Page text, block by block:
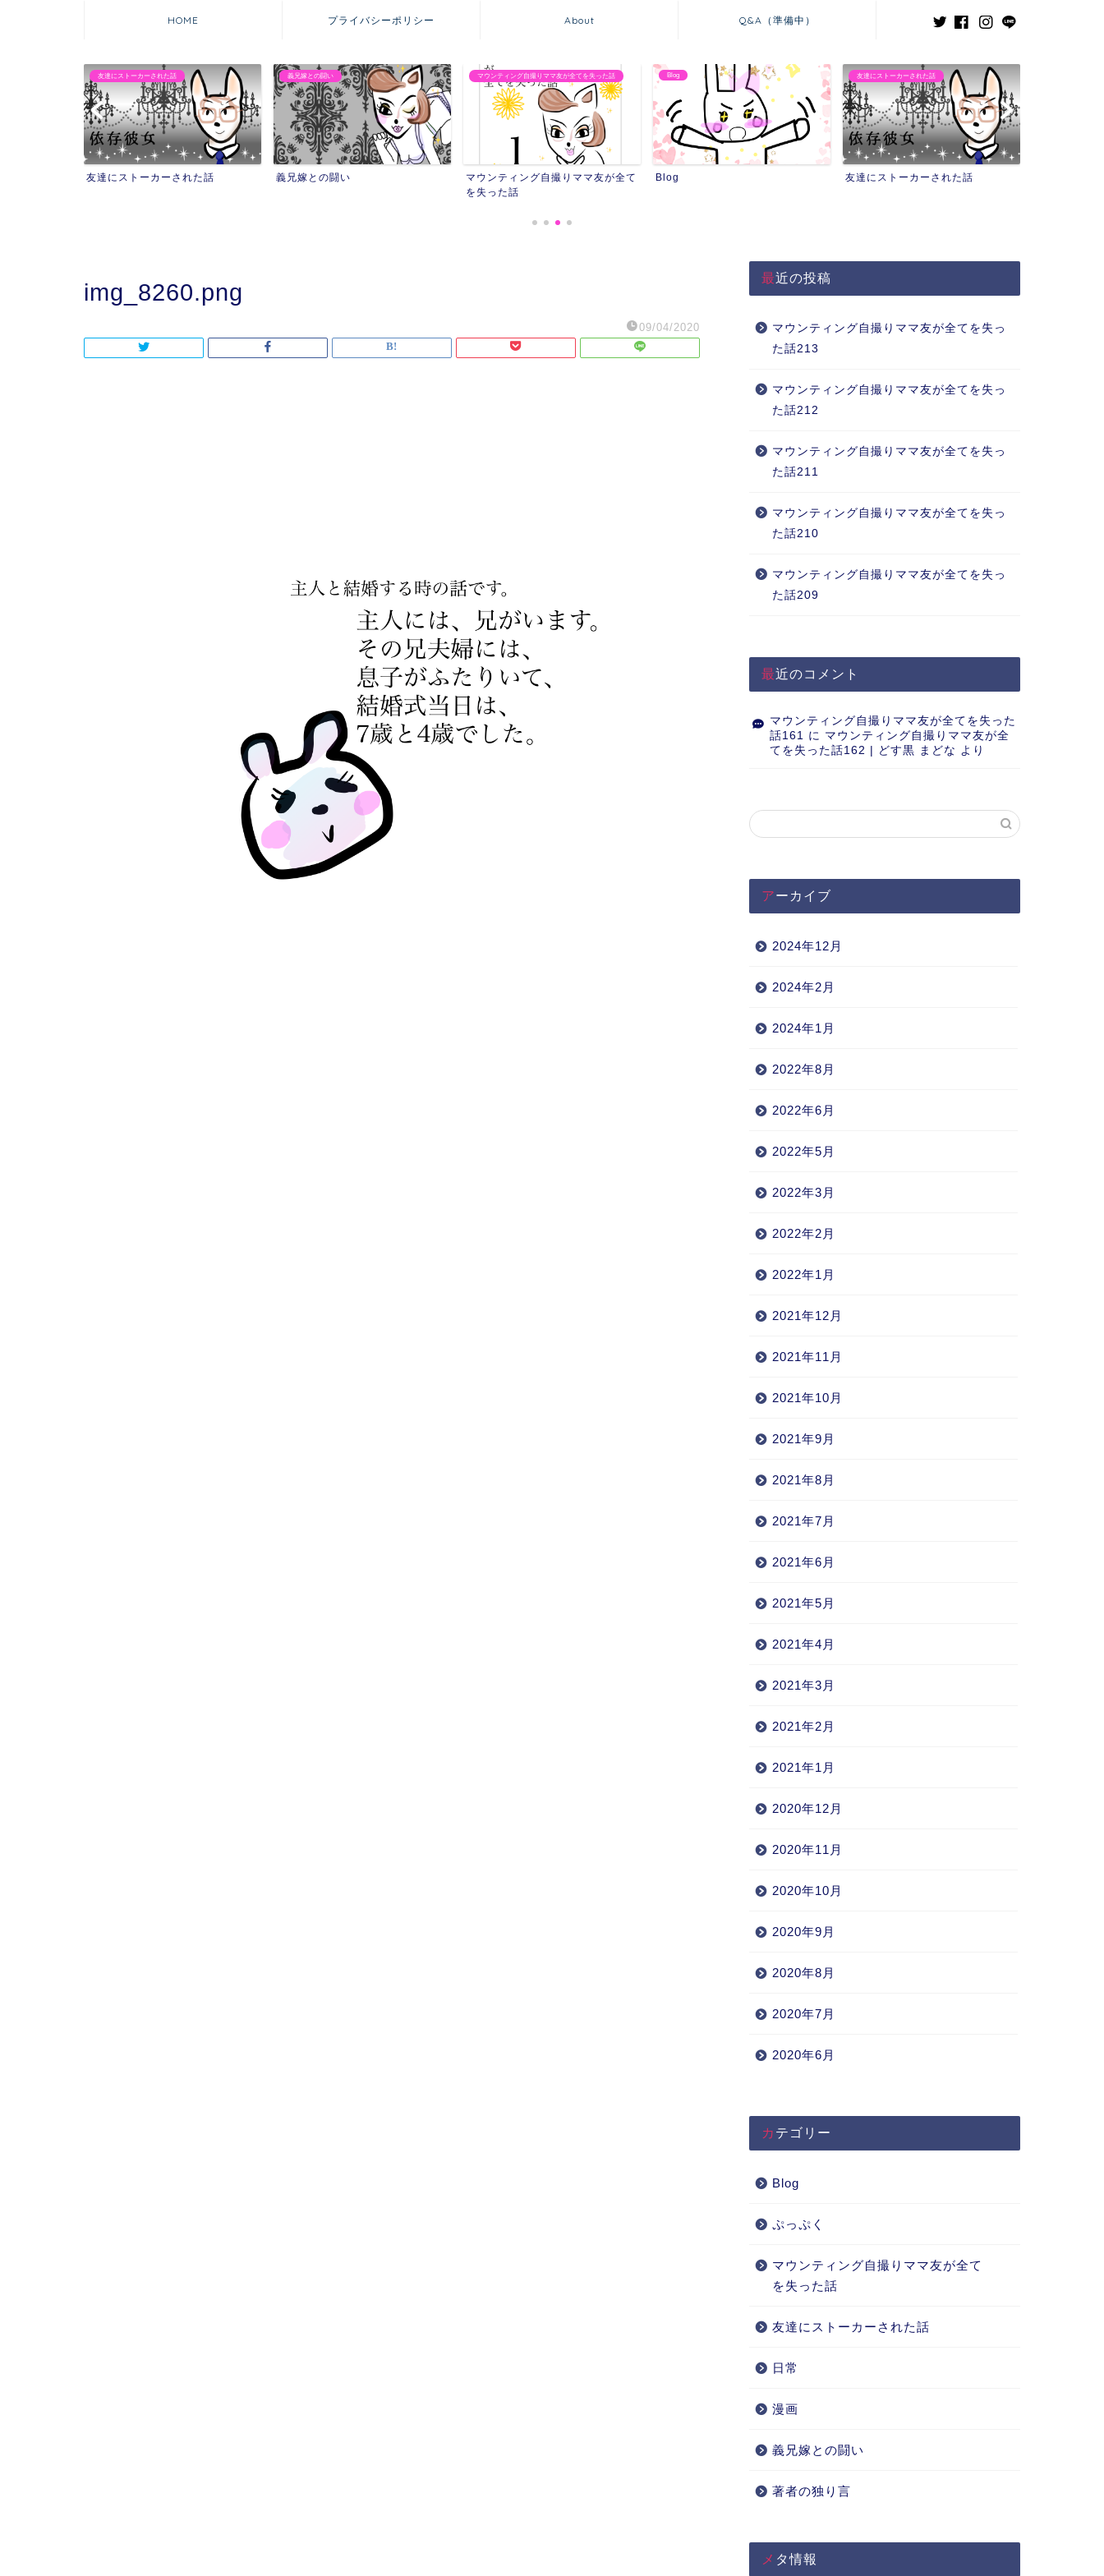
HOME プライバシーポリシー About Q&A（準備中）
友達にストーカーされた話
友達にストーカーされた話
義兄嫁との闘い
義兄嫁との闘い
マウンティング自撮りママ友が全てを失った話
マウンティング自撮りママ友が全て
を失った話
Blog
Blog
友達にストーカーされた話
友達にストーカーされた話
img_8260.png
09/04/2020
最近の投稿
マウンティング自撮りママ友が全てを失っ
た話213
マウンティング自撮りママ友が全てを失っ
た話212
マウンティング自撮りママ友が全てを失っ
た話211
マウンティング自撮りママ友が全てを失っ
た話210
マウンティング自撮りママ友が全てを失っ
た話209
最近のコメント
マウンティング自撮りママ友が全てを失った
話161 に マウンティング自撮りママ友が全
てを失った話162 | どす黒 まどな より
アーカイブ
2024年12月
2024年2月
2024年1月
2022年8月
2022年6月
2022年5月
2022年3月
2022年2月
2022年1月
2021年12月
2021年11月
2021年10月
2021年9月
2021年8月
2021年7月
2021年6月
2021年5月
2021年4月
2021年3月
2021年2月
2021年1月
2020年12月
2020年11月
2020年10月
2020年9月
2020年8月
2020年7月
2020年6月
カテゴリー
Blog
ぷっぷく
マウンティング自撮りママ友が全て
を失った話
友達にストーカーされた話
日常
漫画
義兄嫁との闘い
著者の独り言
メタ情報